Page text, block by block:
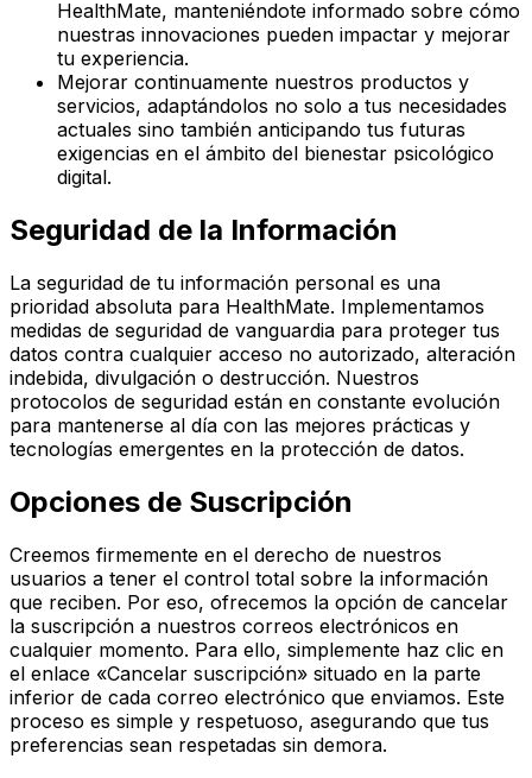
HealthMate, manteniéndote informado sobre cómo
nuestras innovaciones pueden impactar y mejorar
tu experiencia.
Mejorar continuamente nuestros productos y
servicios, adaptándolos no solo a tus necesidades
actuales sino también anticipando tus futuras
exigencias en el ámbito del bienestar psicológico
digital.
Seguridad de la Información
La seguridad de tu información personal es una
prioridad absoluta para HealthMate. Implementamos
medidas de seguridad de vanguardia para proteger tus
datos contra cualquier acceso no autorizado, alteración
indebida, divulgación o destrucción. Nuestros
protocolos de seguridad están en constante evolución
para mantenerse al día con las mejores prácticas y
tecnologías emergentes en la protección de datos.
Opciones de Suscripción
Creemos firmemente en el derecho de nuestros
usuarios a tener el control total sobre la información
que reciben. Por eso, ofrecemos la opción de cancelar
la suscripción a nuestros correos electrónicos en
cualquier momento. Para ello, simplemente haz clic en
el enlace «Cancelar suscripción» situado en la parte
inferior de cada correo electrónico que enviamos. Este
proceso es simple y respetuoso, asegurando que tus
preferencias sean respetadas sin demora.